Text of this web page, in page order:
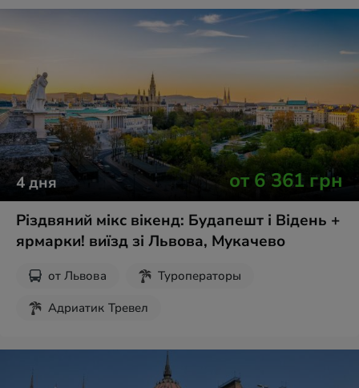
4дня от 6 361 грн
Різдвяний мікс вікенд: Будапешт і Відень +
ярмарки! виїзд зі Львова, Мукачево
от Львова
Туроператоры
Адриатик Тревел
Экскурсии на выходные